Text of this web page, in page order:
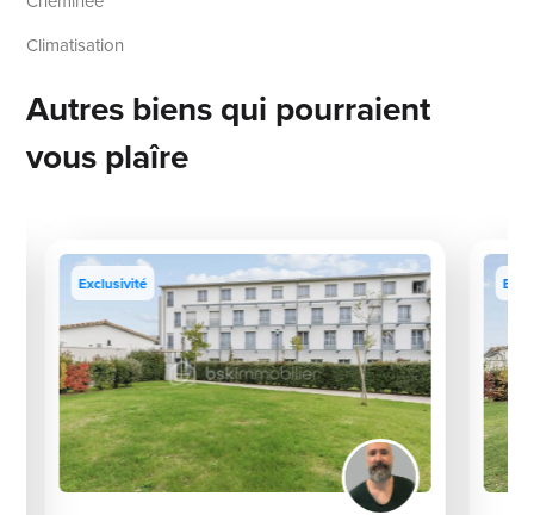
Climatisation
Autres biens qui pourraient
vous plaîre
Exclusivité